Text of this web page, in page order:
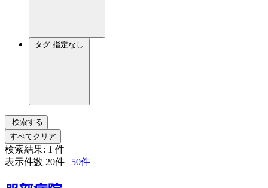
タグ 指定なし
検索する
すべてクリア
検索結果: 1 件
表示件数 20件 | 50件